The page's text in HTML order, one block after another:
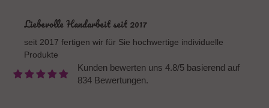
Liebevolle Handarbeit seit 2017
seit 2017 fertigen wir für Sie hochwertige individuelle
Produkte
Kunden bewerten uns 4.8/5 basierend auf
834 Bewertungen.